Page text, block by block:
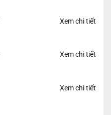
Xem chi tiết
Xem chi tiết
Xem chi tiết